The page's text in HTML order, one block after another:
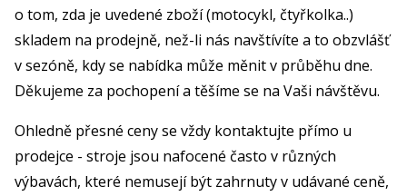
o tom, zda je uvedené zboží (motocykl, čtyřkolka..)
skladem na prodejně, než-li nás navštívíte a to obzvlášť
v sezóně, kdy se nabídka může měnit v průběhu dne.
Děkujeme za pochopení a těšíme se na Vaši návštěvu.
Ohledně přesné ceny se vždy kontaktujte přímo u
prodejce - stroje jsou nafocené často v různých
výbavách, které nemusejí být zahrnuty v udávané ceně,